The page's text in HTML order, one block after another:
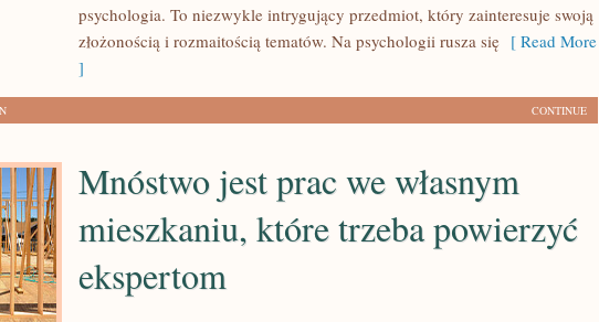
psychologia. To niezwykle intrygujący przedmiot, który zainteresuje swoją
złożonością i rozmaitością tematów. Na psychologii rusza się [ Read More
]
CONTINUE
Mnóstwo jest prac we własnym
mieszkaniu, które trzeba powierzyć
ekspertom